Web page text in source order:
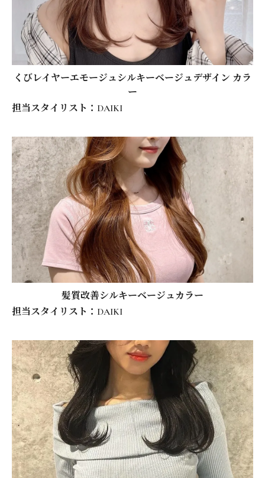
くびレイヤーエモージュシルキーベージュデザイン カラ
ー
担当スタイリスト：DAIKI
髪質改善シルキーベージュカラー
担当スタイリスト：DAIKI